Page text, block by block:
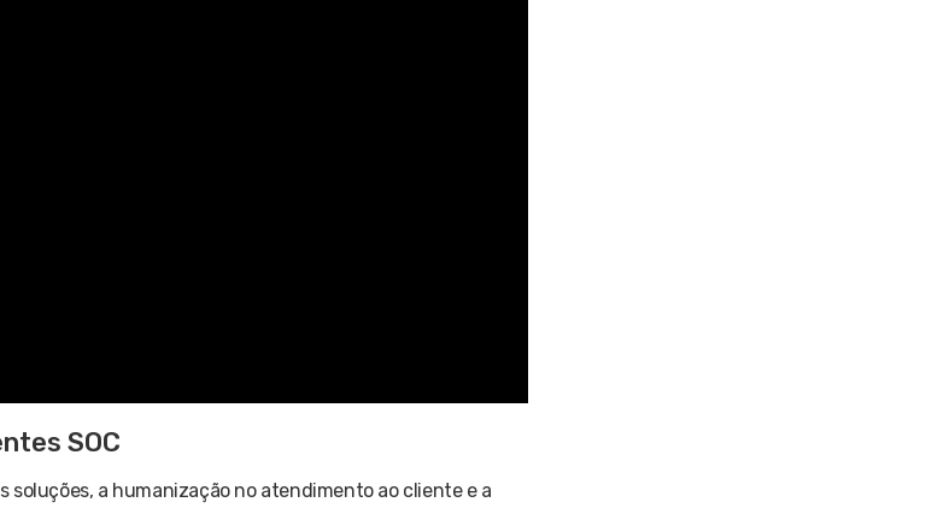
SOC
a humanização no atendimento ao cliente e a